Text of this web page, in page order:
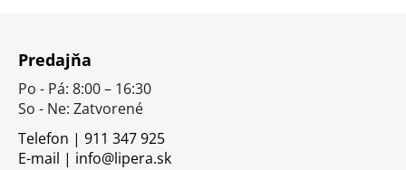
Predajňa
Po - Pá: 8:00 – 16:30
So - Ne: Zatvorené
Telefon | 911 347 925
E-mail | info@lipera.sk